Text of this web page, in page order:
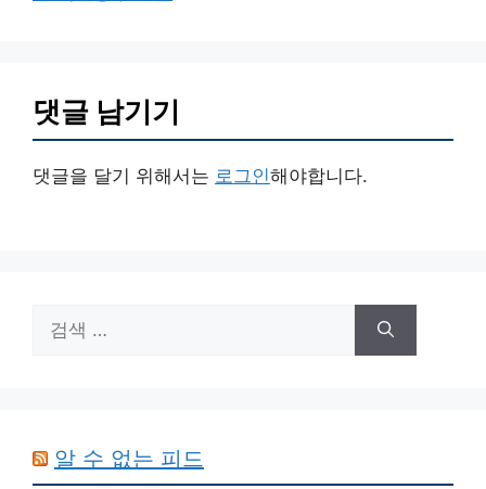
댓글 남기기
댓글을 달기 위해서는 로그인해야합니다.
색:
알 수 없는 피드